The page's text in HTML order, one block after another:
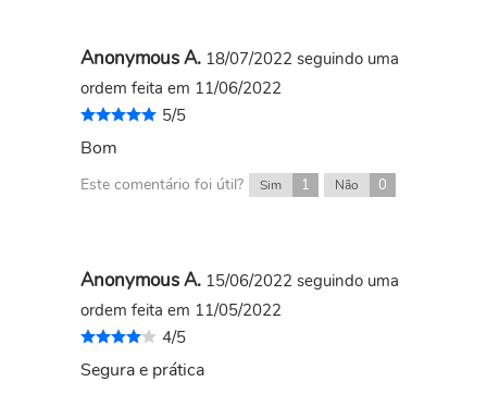
Anonymous A. 18/07/2022 seguindo uma
ordem feita em 11/06/2022
5/5
Bom
Este comentário foi útil? Sim 1 Não 0
Anonymous A. 15/06/2022 seguindo uma
ordem feita em 11/05/2022
4/5
Segura e prática